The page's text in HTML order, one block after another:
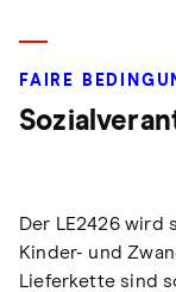
FAIRE
Der LE2426 wird
Kinder- und
Lieferkette sind